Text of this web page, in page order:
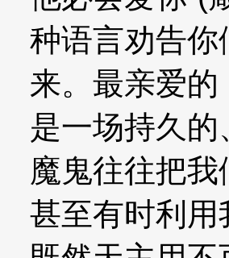
种语言劝告
来。最亲爱
是一场持久
魔鬼往往把
甚至有时利